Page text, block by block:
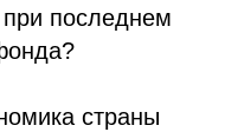
последнем
страны